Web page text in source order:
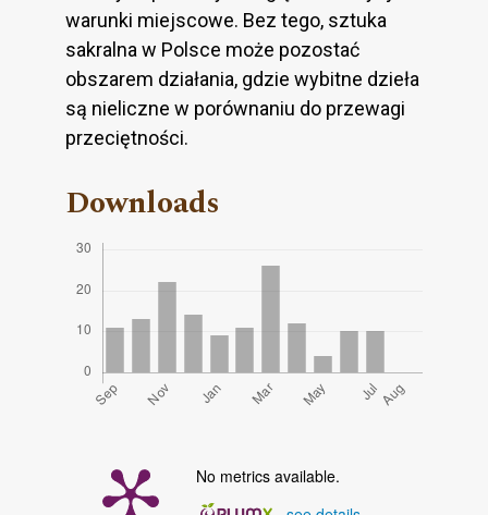
warunki miejscowe. Bez tego, sztuka
sakralna w Polsce może pozostać
obszarem działania, gdzie wybitne dzieła
są nieliczne w porównaniu do przewagi
przeciętności.
Downloads
No metrics available.